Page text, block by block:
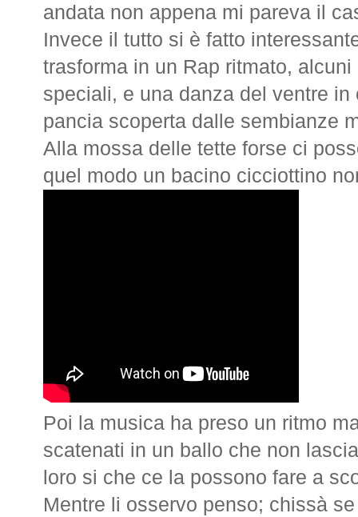
andata non appena mi pareva il
Invece il tutto si è fatto
trasforma in un Rap ritmato,
speciali, e una danza del ventre
pancia scoperta dalle sembianze
Alla mossa delle tette forse ci
quel modo un bacino cicciottino
Poi la musica ha preso un ritmo
scatenati in un ballo che non
loro si che ce la possono fare a
Mentre li osservo penso; chissà